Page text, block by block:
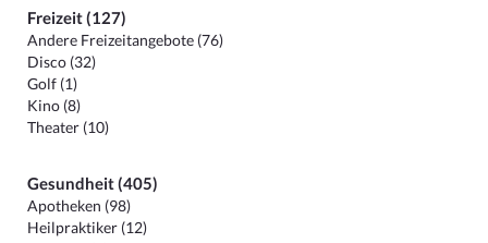
Freizeit (127)
Andere Freizeitangebote (76)
Disco (32)
Golf (1)
Kino (8)
Theater (10)
Gesundheit (405)
Apotheken (98)
Heilpraktiker (12)